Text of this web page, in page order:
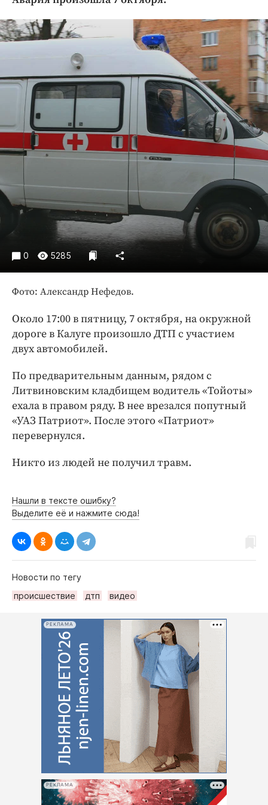
Криминал
Культура
Недвижимость и ЖКХ
Образование
Общество
Погода
Праздники
Происшествия
Спорт
Блоги
Издания
Медиаперсона
Интересное чтиво
Клиника года
Работодатель года
0 5285
Фото: Александр Нефедов.
Около 17:00 в пятницу, 7 октября, на окружной
дороге в Калуге произошло ДТП с участием
двух автомобилей.
По предварительным данным, рядом с
Литвиновским кладбищем водитель «Тойоты»
ехала в правом ряду. В нее врезался попутный
«УАЗ Патриот». После этого «Патриот»
перевернулся.
Никто из людей не получил травм.
Нашли в тексте ошибку?
Выделите её и нажмите сюда!
Новости по тегу
происшествие
дтп видео
РЕКЛАМА
РЕКЛАМА